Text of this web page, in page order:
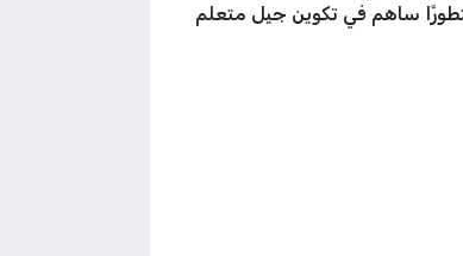
ساهم في تكوين جيل متعلم